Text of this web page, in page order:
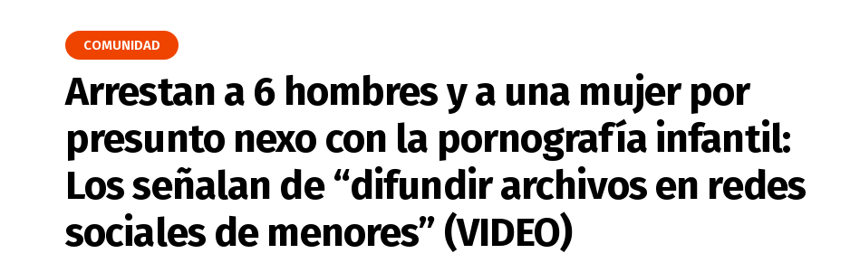
COMUNIDAD
Arrestan a 6 hombres y a una mujer por
presunto nexo con la pornografía infantil:
Los señalan de “difundir archivos en redes
sociales de menores” (VIDEO)